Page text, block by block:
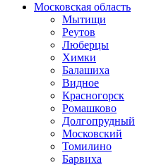
Московская область
Мытищи
Реутов
Люберцы
Химки
Балашиха
Видное
Красногорск
Ромашково
Долгопрудный
Московский
Томилино
Барвиха